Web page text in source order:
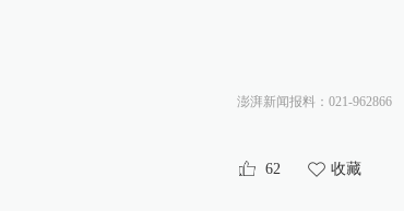
澎湃新闻报料：021-962866
62 收藏